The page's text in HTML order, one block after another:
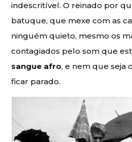
indescritível. O reinado por
batuque, que mexe com as
ninguém quieto, mesmo os
contagiados pelo som que
sangue afro, e nem que seja
ficar parado.